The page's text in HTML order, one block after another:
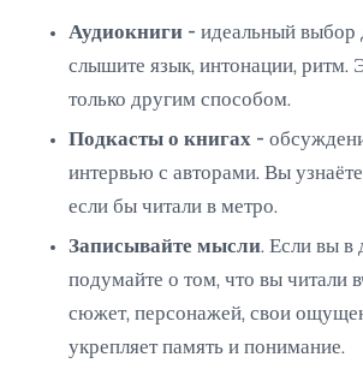
Аудиокниги - идеальный выбор
слышите язык, интонации, ритм.
только другим способом.
Подкасты о книгах -
интервью с авторами. Вы
если бы читали в метро.
Записывайте мысли. Если вы в
подумайте о том, что вы читали
сюжет, персонажей, свои
укрепляет память и понимание.